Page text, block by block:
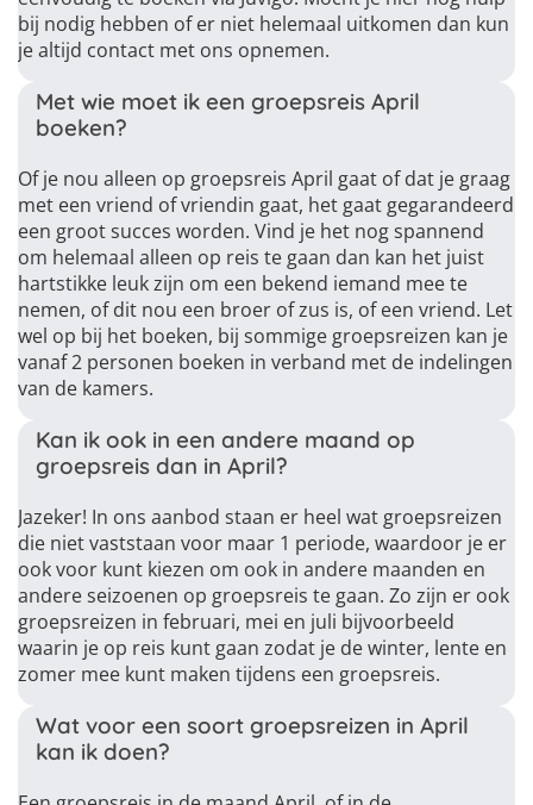
bij nodig hebben of er niet helemaal uitkomen dan kun
je altijd contact met ons opnemen.
Met wie moet ik een groepsreis April
boeken?
Of je nou alleen op groepsreis April gaat of dat je graag
met een vriend of vriendin gaat, het gaat gegarandeerd
een groot succes worden. Vind je het nog spannend
om helemaal alleen op reis te gaan dan kan het juist
hartstikke leuk zijn om een bekend iemand mee te
nemen, of dit nou een broer of zus is, of een vriend. Let
wel op bij het boeken, bij sommige groepsreizen kan je
vanaf 2 personen boeken in verband met de indelingen
van de kamers.
Kan ik ook in een andere maand op
groepsreis dan in April?
Jazeker! In ons aanbod staan er heel wat groepsreizen
die niet vaststaan voor maar 1 periode, waardoor je er
ook voor kunt kiezen om ook in andere maanden en
andere seizoenen op groepsreis te gaan. Zo zijn er ook
groepsreizen in februari, mei en juli bijvoorbeeld
waarin je op reis kunt gaan zodat je de winter, lente en
zomer mee kunt maken tijdens een groepsreis.
Wat voor een soort groepsreizen in April
kan ik doen?